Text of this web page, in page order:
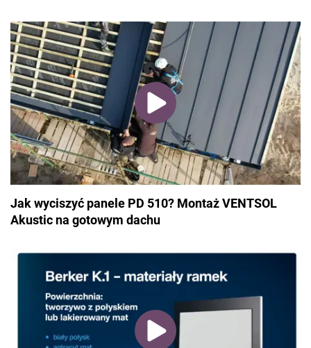
Jak wyciszyć panele PD 510? Montaż VENTSOL
Akustic na gotowym dachu